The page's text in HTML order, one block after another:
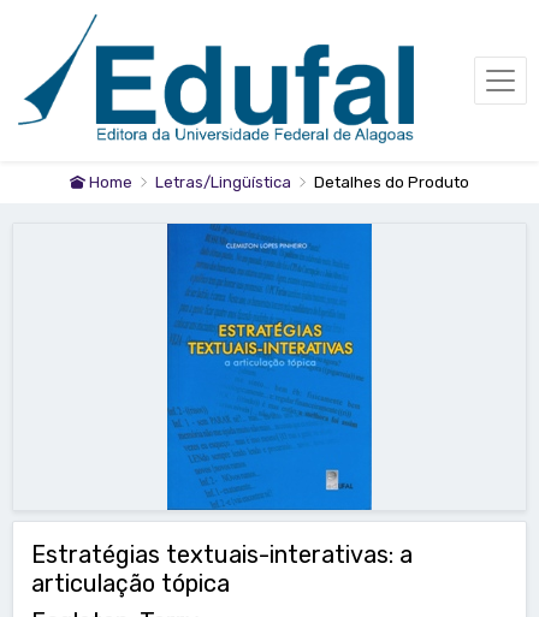
Home Letras/Lingüística Detalhes do Produto
Estratégias textuais-interativas: a
articulação tópica